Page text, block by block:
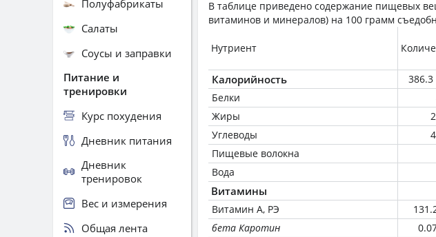
В таблице приведено содержание пищевых
витаминов и минералов) на 100 грамм
Нутриент
Калорийность 386.3
Белки
Жиры
Углеводы
Пищевые волокна
Вода
Витамины
Витамин А, РЭ
бета Каротин
Полуфабрикаты
Салаты
Соусы и заправки
Питание и
тренировки
Курс похудения
Дневник питания
Дневник
тренировок
Вес и измерения
Общая лента